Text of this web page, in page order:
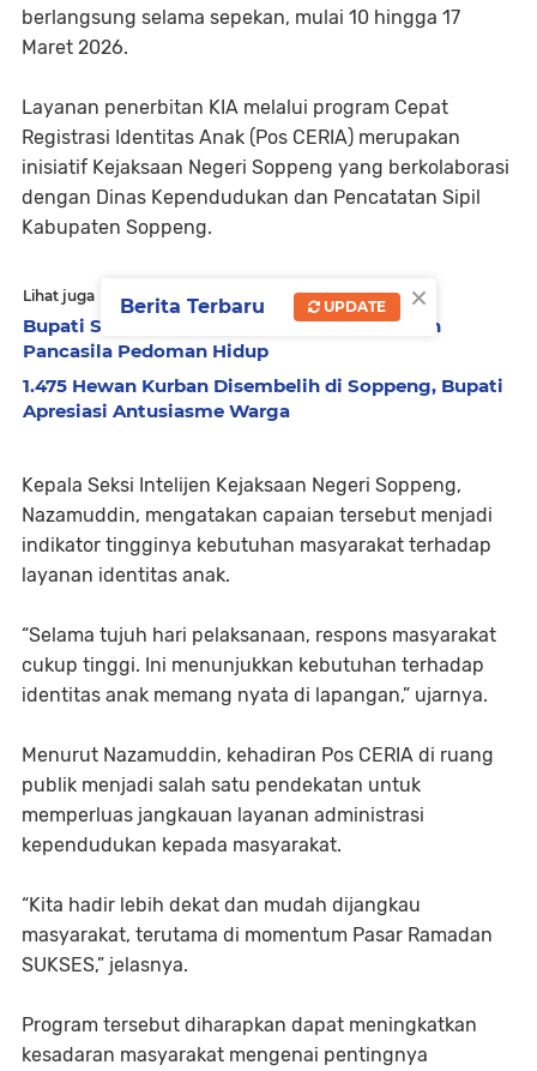
berlangsung selama sepekan, mulai 10 hingga 17
Maret 2026.
Layanan penerbitan KIA melalui program Cepat
Registrasi Identitas Anak (Pos CERIA) merupakan
inisiatif Kejaksaan Negeri Soppeng yang berkolaborasi
dengan Dinas Kependudukan dan Pencatatan Sipil
Kabupaten Soppeng.
Lihat juga
Bupati Soppeng Ajak Generasi Muda Jadikan
Pancasila Pedoman Hidup
1.475 Hewan Kurban Disembelih di Soppeng, Bupati
Apresiasi Antusiasme Warga
Kepala Seksi Intelijen Kejaksaan Negeri Soppeng,
Nazamuddin, mengatakan capaian tersebut menjadi
indikator tingginya kebutuhan masyarakat terhadap
layanan identitas anak.
“Selama tujuh hari pelaksanaan, respons masyarakat
cukup tinggi. Ini menunjukkan kebutuhan terhadap
identitas anak memang nyata di lapangan,” ujarnya.
Menurut Nazamuddin, kehadiran Pos CERIA di ruang
publik menjadi salah satu pendekatan untuk
memperluas jangkauan layanan administrasi
kependudukan kepada masyarakat.
“Kita hadir lebih dekat dan mudah dijangkau
masyarakat, terutama di momentum Pasar Ramadan
SUKSES,” jelasnya.
Program tersebut diharapkan dapat meningkatkan
kesadaran masyarakat mengenai pentingnya
×
Berita Terbaru UPDATE